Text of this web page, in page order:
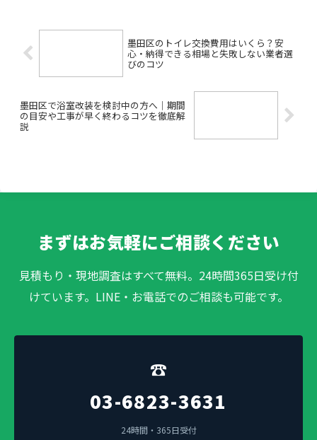
墨田区のトイレ交換費用はいくら？安
心・納得できる相場と失敗しない業者選
びのコツ
墨田区で浴室改装を検討中の方へ｜期間
の目安や工事が早く終わるコツを徹底解
説
まずはお気軽にご相談ください
見積もり・現地調査はすべて無料。24時間365日受け付
けています。LINE・お電話でのご相談も可能です。
☎
03-6823-3631
24時間・365日受付